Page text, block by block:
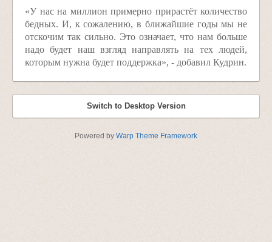
«У нас на миллион примерно прирастёт количество
бедных. И, к сожалению, в ближайшие годы мы не
отскочим так сильно. Это означает, что нам больше
надо будет наш взгляд направлять на тех людей,
которым нужна будет поддержка», - добавил Кудрин.
Switch to Desktop Version
Powered by Warp Theme Framework